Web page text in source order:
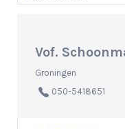
Vof.
Groningen
050-5418651